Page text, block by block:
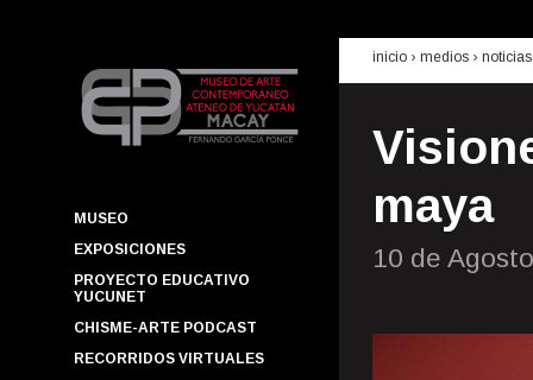
MUSEO
EXPOSICIONES
PROYECTO EDUCATIVO
YUCUNET
CHISME-ARTE PODCAST
RECORRIDOS VIRTUALES
inicio › medios › noticias
maya
10 de